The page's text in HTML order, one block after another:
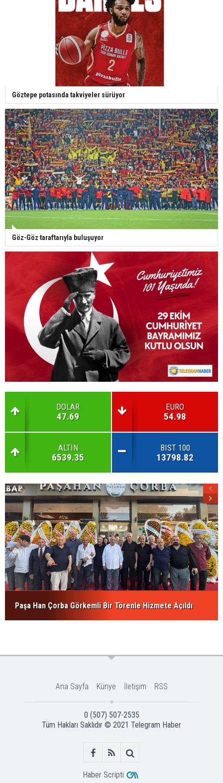
Göztepe potasında takviyeler sürüyor
Göz-Göz taraftarıyla buluşuyor
DOLAR
47.69
EURO
54.98
ALTIN
6539.35
BIST 100
13798.82
Paşa Han Çorba Görkemli Bir Törenle Hizmete Açıldı
Ana Sayfa Künye İletişim RSS
0 (507) 507-2535
Tüm Hakları Saklıdır © 2021 Telegram Haber
Haber Scripti